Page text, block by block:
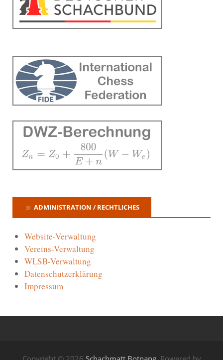
ADMINISTRATION / RECHTLICHES
Website-Verwaltung
Vereins-Verwaltung
WLSB-Verwaltung
Datenschutzerklärung
Impressum